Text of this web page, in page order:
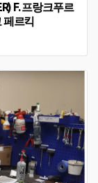
F. 프랑크푸르
페르킥